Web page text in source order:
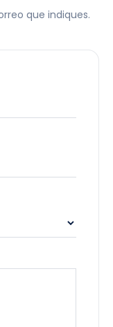
que indiques.